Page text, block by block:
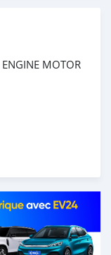
MOTOR